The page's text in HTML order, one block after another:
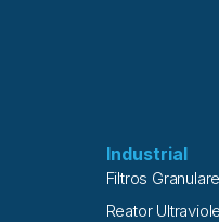
Industrial
Filtros
Reator